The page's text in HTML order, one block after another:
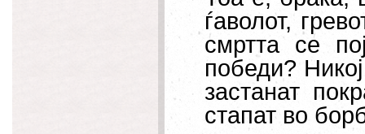
ѓаволот,
смртта се
победи?
застанат
стапат во